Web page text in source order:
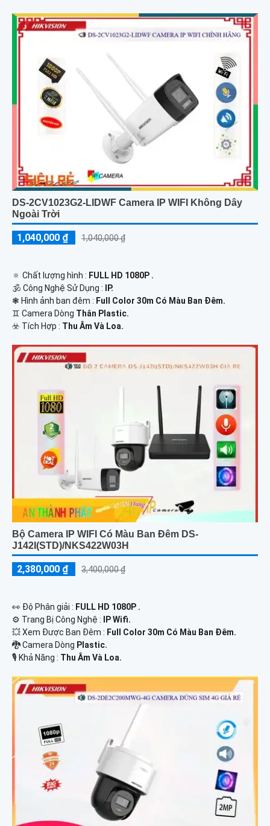
DS-2CV1023G2-LIDWF Camera IP WIFI Không Dây
Ngoài Trời
1,040,000 ₫ 1,040,000 ₫
🔅 Chất lượng hình : FULL HD 1080P .
🕉️ Công Nghệ Sử Dụng :
IP.
❃ Hình ảnh ban đêm : Full Color 30m Có Màu Ban Ðêm.
♊ Camera Dòng Thân Plastic.
️☣️ Tích Hợp : Thu Âm Và Loa.
Bộ Camera IP WIFI Có Màu Ban Đêm DS-
J142I(STD)/NKS422W03H
2,380,000 ₫ 3,400,000 ₫
️👀 Độ Phân giải : FULL HD 1080P .
⚙ Trang Bị Công Nghệ : IP Wifi.
💥 Xem Được Ban Đêm : Full Color 30m Có Màu Ban Ðêm.
🐉️ Camera Dòng Plastic.
️🎙 Khả Năng : Thu Âm Và Loa.